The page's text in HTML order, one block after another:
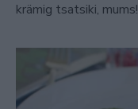
krämig tsatsiki, mums!